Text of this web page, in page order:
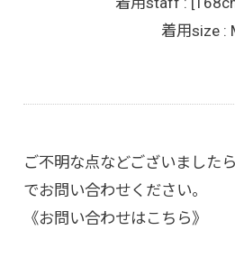
着用size :
ご不明な点などございました
でお問い合わせください。
《お問い合わせはこちら》